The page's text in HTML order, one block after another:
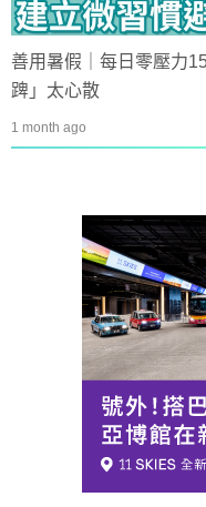
善用暑假｜每日零壓力
䠋」太心散
1 month ago